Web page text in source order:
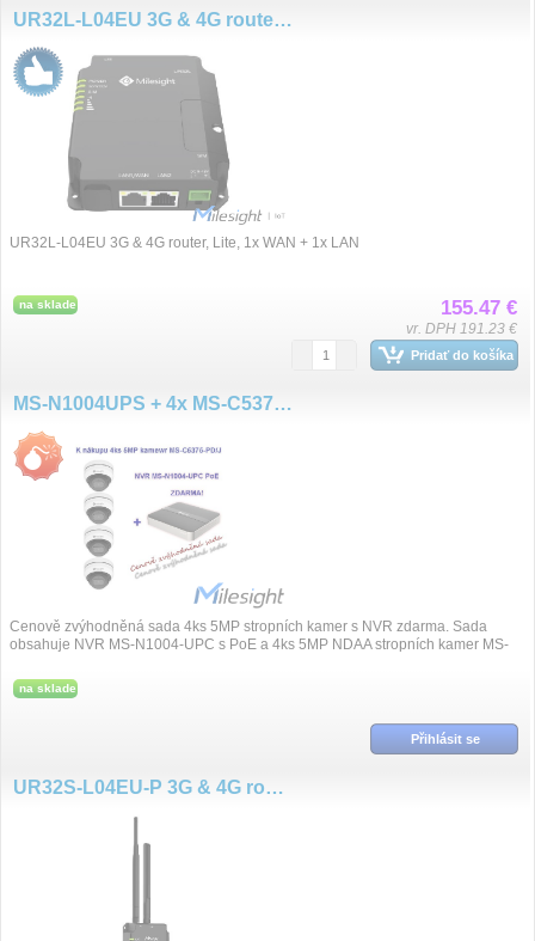
UR32L-L04EU 3G & 4G router, Lite
UR32L-L04EU 3G & 4G router, Lite, 1x WAN + 1x LAN
na sklade 155.47 €
vr. DPH 191.23 €
Pridať do košíka
MS-N1004UPS + 4x MS-C5375-PD/J
Cenově zvýhodněná sada 4ks 5MP stropních kamer s NVR zdarma. Sada
obsahuje NVR MS-N1004-UPC s PoE a 4ks 5MP NDAA stropních kamer MS-
na sklade
Přihlásit se
UR32S-L04EU-P 3G & 4G router,WiFI, PoE